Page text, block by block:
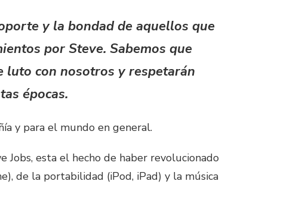
y la bondad de aquellos que
por Steve. Sabemos que
luto con nosotros y respetarán
épocas.
y para el mundo en general.
Jobs, esta el hecho de haber revolucionado
de la portabilidad (iPod, iPad) y la música